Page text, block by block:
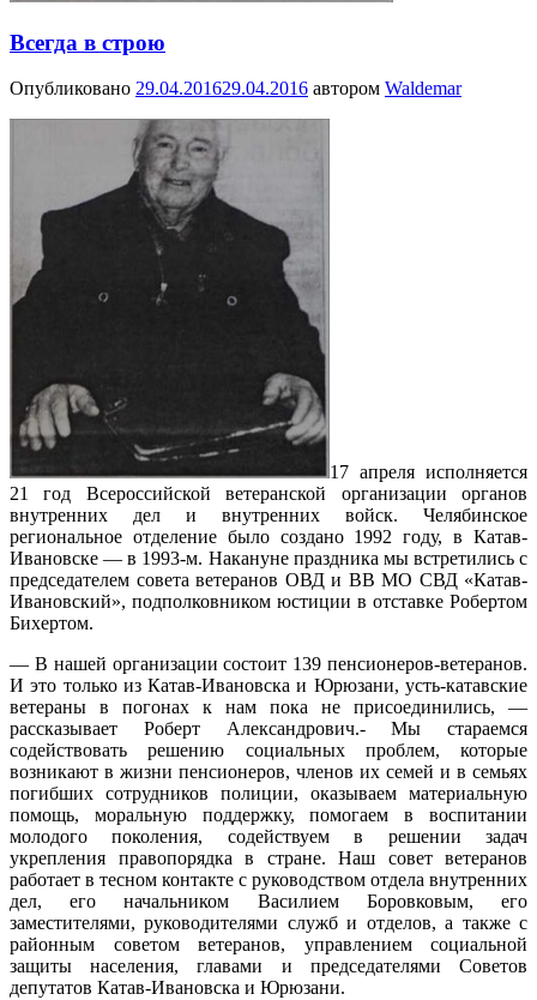
Всегда в строю
Опубликовано 29.04.201629.04.2016 автором Waldemar
17 апреля исполняется
21 год Всероссийской ветеранской организации органов
внутренних дел и внутренних войск. Челябинское
региональное отделение было создано 1992 году, в Катав-
Ивановске — в 1993-м. Накануне праздника мы встретились с
председателем совета ветеранов ОВД и ВВ МО СВД «Катав-
Ивановский», подполковником юстиции в отставке Робертом
Бихертом.
— В нашей организации состоит 139 пенсионеров-ветеранов.
И это только из Катав-Ивановска и Юрюзани, усть-катавские
ветераны в погонах к нам пока не присоединились, —
рассказывает Роберт Александрович.- Мы стараемся
содействовать решению социальных проблем, которые
возникают в жизни пенсионеров, членов их семей и в семьях
погибших сотрудников полиции, оказываем материальную
помощь, моральную поддержку, помогаем в воспитании
молодого поколения, содействуем в решении задач
укрепления правопорядка в стране. Наш совет ветеранов
работает в тесном контакте с руководством отдела внутренних
дел, его начальником Василием Боровковым, его
заместителями, руководителями служб и отделов, а также с
рай­онным советом ветеранов, управлением социальной
защиты населения, главами и председателями Советов
депутатов Ка­тав-Ивановска и Юрюзани.